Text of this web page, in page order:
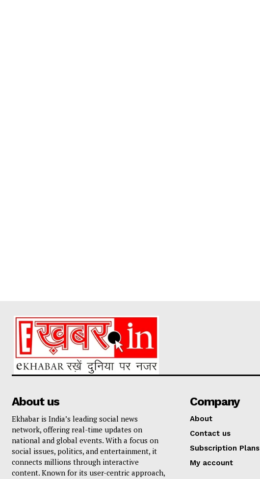
About us
Ekhabar is India’s leading social news
network, offering real-time updates on
national and global events. With a focus on
social issues, politics, and entertainment, it
connects millions through interactive
content. Known for its user-centric approach,
Company
About
Contact us
Subscription Plans
My account